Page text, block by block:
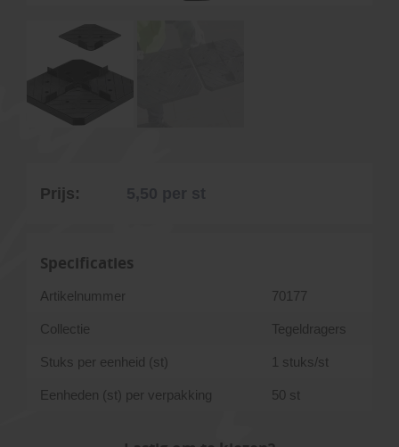
Prijs:
Specificaties
Artikelnummer 70177
Collectie Tegeldragers
Stuks per eenheid (st) 1 stuks/st
Eenheden (st) per verpakking 50 st